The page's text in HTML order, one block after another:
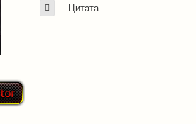
Цитата